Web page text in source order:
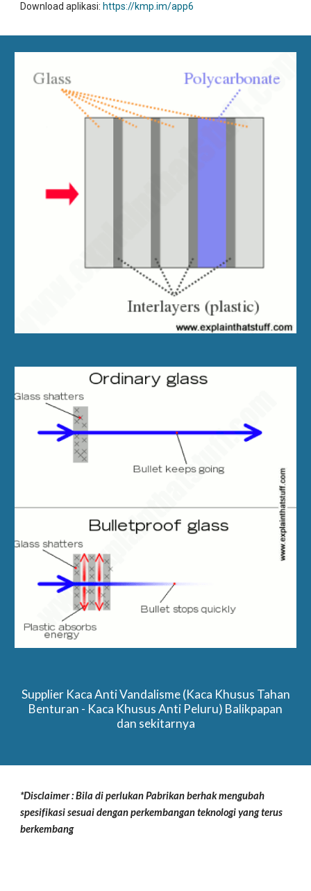
Download aplikasi: https://kmp.im/app6
Supplier Kaca Anti Vandalisme (Kaca Khusus Tahan
Benturan - Kaca Khusus Anti Peluru) Balikpapan
dan sekitarnya
*Disclaimer : Bila di perlukan Pabrikan berhak mengubah
spesifikasi sesuai dengan perkembangan teknologi yang terus
berkembang